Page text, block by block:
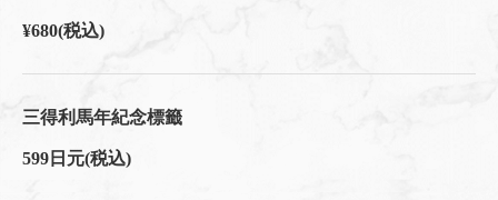
¥680(税込)
三得利馬年紀念標籤
599日元(税込)